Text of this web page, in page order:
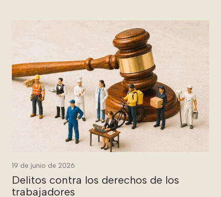
19 de junio de 2026
Delitos contra los derechos de los
trabajadores